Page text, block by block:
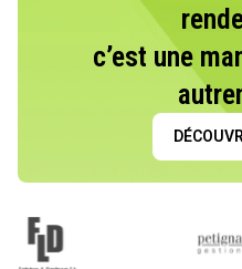
c’est une